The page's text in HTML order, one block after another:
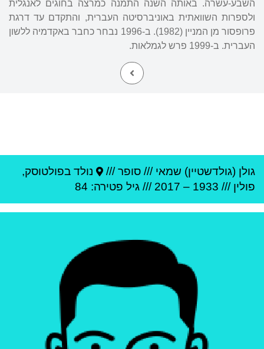
השבע-עשרה. באותה השנה התמנה כמרצה בחוגים לאנגלית
ולספרות השוואתית באוניברסיטה העברית, והתקדם עד דרגת
פרופסור מן המניין (1982). ב-1996 נבחר כחבר באקדמיה ללשון
העברית. ב-1999 פרש לגמלאות.
גולן (גולדשטיין) שמאי /// סופר /// נולד בפולטוסק,
פולין ///
1933
–
2017 /// גיל פטירה: 84